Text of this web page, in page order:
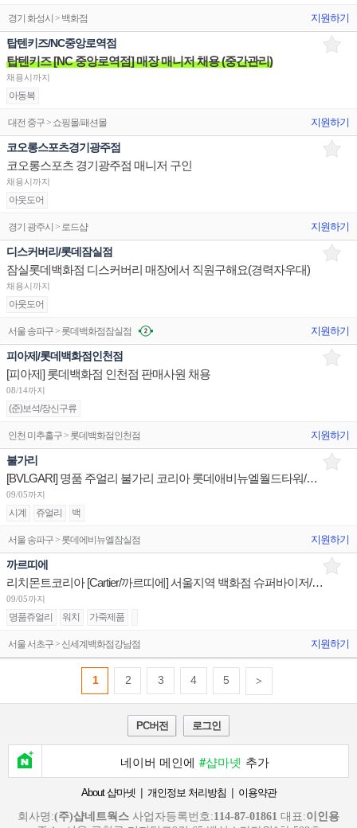
경기 화성시 > 백화점 지원하기
탑텐키즈/NC중앙로역점
탑텐키즈 [NC 중앙로역점] 매장 매니저 채용 (중간관리)
채용시까지
아동복
대전 중구 > 쇼핑몰/패션몰 지원하기
코오롱스포츠경기광주점
코오롱스포츠 경기광주점 매니저 구인
채용시까지
아웃도어
경기 광주시 > 로드샵 지원하기
디스커버리/롯데잠실점
잠실롯데백화점 디스커버리 매장에서 직원구해요(경력자우대)
채용시까지
아웃도어
서울 송파구 > 롯데백화점잠실점 지원하기
피아제/롯데백화점인천점
[피아제] 롯데백화점 인천점 판매사원 채용
08/14까지
(준)보석/장신구류
인천 미추홀구 > 롯데백화점인천점 지원하기
불가리
[BVLGARI] 명품 주얼리 불가리 코리아 롯데애비뉴엘월드타워/현대판교/신세계센텀 부점장 채용
09/05까지
시계 쥬얼리 백
서울 송파구 > 롯데에비뉴엘잠실점 지원하기
까르띠에
리치몬트코리아 [Cartier/까르띠에] 서울지역 백화점 슈퍼바이저/판매사원/어드민 채용
09/05까지
명품쥬얼리 워치 가죽제품
서울 서초구 > 신세계백화점강남점 지원하기
1 2 3 4 5 >
PC버전 로그인
네이버 메인에 #샵마넷 추가
About 샵마넷 | 개인정보 처리방침 | 이용약관
회사명:(주)샵네트웍스 사업자등록번호:114-87-01861 대표:이인용